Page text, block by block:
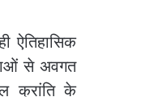
ऐतिहासिक
से अवगत
क्रांति के